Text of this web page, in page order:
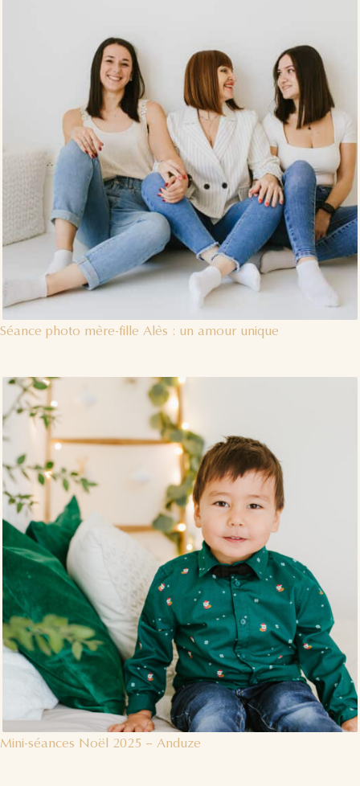
Séance photo mère-fille Alès : un amour unique
Mini-séances Noël 2025 – Anduze